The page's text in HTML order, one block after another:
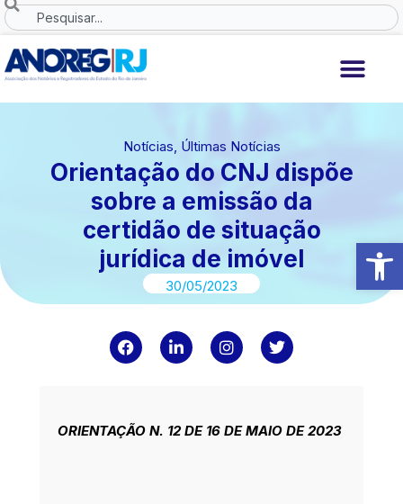
Abrir
Ir
o
Search
Notícias, Últimas Notícias
Orientação do CNJ dispõe
sobre a emissão da
certidão de situação
jurídica de imóvel
30/05/2023
F
a
o
o
L
i
i
I
n
r
T
w
r
ORIENTAÇÃO N. 12 DE 16 DE MAIO DE 2023